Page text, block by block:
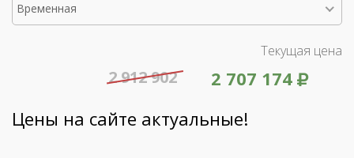
Временная
Текущая цена
2 707 174
2 912 902
Цены на сайте актуальные!